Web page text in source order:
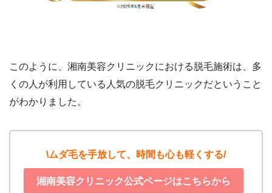
このように、湘南美容クリニックにおける脱毛施術は、多
くの人が利用している人気の脱毛クリニックだということ
がわかりました。
\ムダ毛を手放して、時間も心も軽くする/
湘南美容クリニック公式ページはこちらから